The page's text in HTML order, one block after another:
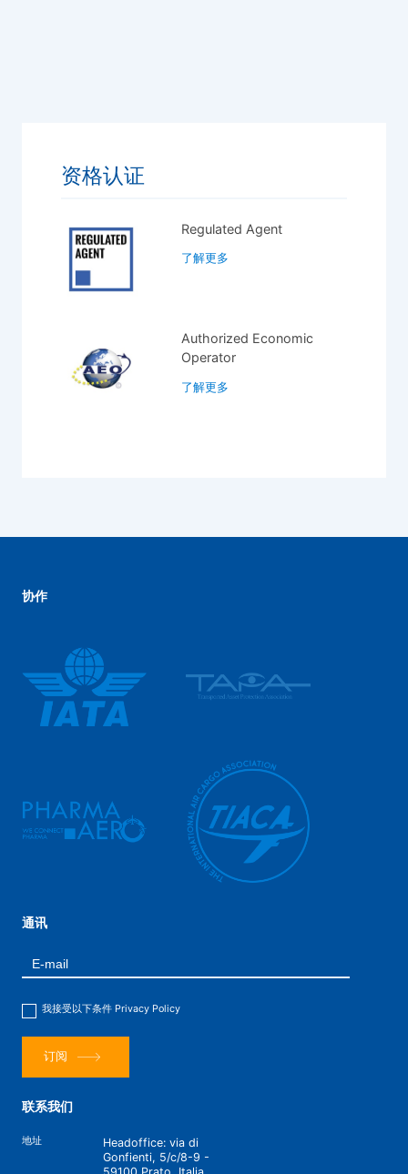
资格认证
Regulated Agent
了解更多
Authorized Economic
Operator
了解更多
协作
通讯
我接受以下条件 Privacy Policy
订阅
联系我们
地址
Headoffice: via di
Gonfienti, 5/c/8-9 -